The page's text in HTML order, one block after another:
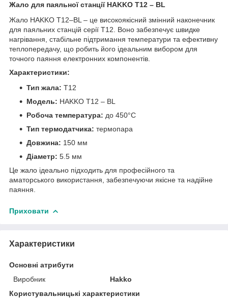
Жало для паяльної станції HAKKO T12 – BL
Жало HAKKO T12–BL – це високоякісний змінний наконечник
для паяльних станцій серії T12. Воно забезпечує швидке
нагрівання, стабільне підтримання температури та ефективну
теплопередачу, що робить його ідеальним вибором для
точного паяння електронних компонентів.
Характеристики:
Тип жала: T12
Модель: HAKKO T12 – BL
Робоча температура: до 450°C
Тип термодатчика: термопара
Довжина: 150 мм
Діаметр: 5.5 мм
Це жало ідеально підходить для професійного та
аматорського використання, забезпечуючи якісне та надійне
паяння.
Приховати
Характеристики
Основні атрибути
Виробник
Hakko
Користувальницькі характеристики